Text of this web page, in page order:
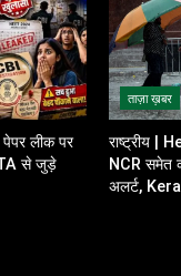
लीक पर
से जुड़े
ताज़ा ख़बर
राष्ट्रीय |
NCR समेत
अलर्ट,